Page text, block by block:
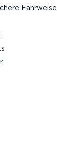
Fahrweise